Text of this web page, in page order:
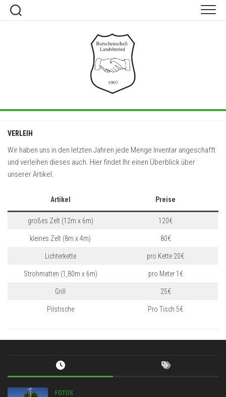
Skip
VERLEIH
Wir haben uns in den letzten Jahren jede Menge Inventar angeschafft
und verleihen dieses auch. Hier findet Ihr einen Überblick über
unserer Artikel.
Artikel Preise
großes Zelt (12m x 6m) 120€
kleines Zelt (8m x 4m) 80€
Lichterkette pro Kette 20€
Strohmatten (1,80m x 6m) pro Meter 1€
Grill 25€
Pilstische Pro Tisch 5€
FOTOS